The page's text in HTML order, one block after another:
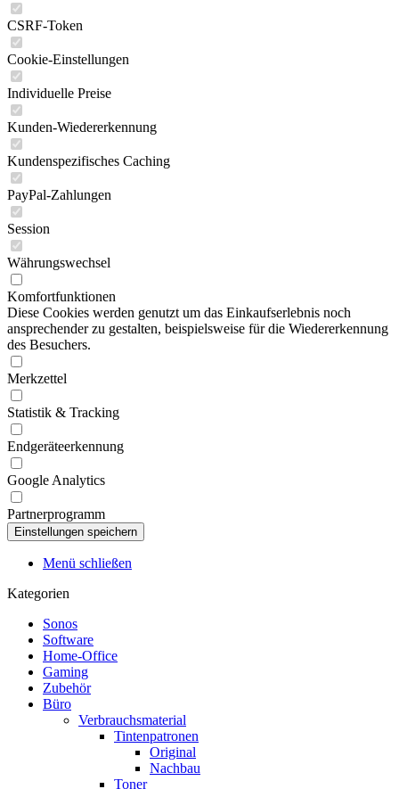
CSRF-Token
Cookie-Einstellungen
Individuelle Preise
Kunden-Wiedererkennung
Kundenspezifisches Caching
PayPal-Zahlungen
Session
Währungswechsel
Komfortfunktionen
Diese Cookies werden genutzt um das Einkaufserlebnis noch
ansprechender zu gestalten, beispielsweise für die Wiedererkennung
des Besuchers.
Merkzettel
Statistik & Tracking
Endgeräteerkennung
Google Analytics
Partnerprogramm
Menü schließen
Kategorien
Sonos
Software
Home-Office
Gaming
Zubehör
Büro
Verbrauchsmaterial
Tintenpatronen
Original
Nachbau
Toner